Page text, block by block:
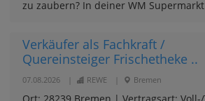
zu zaubern? In deiner WM Supermarkt
Verkäufer als Fachkraft /
Quereinsteiger Frischetheke ..
07.08.2026 REWE Bremen